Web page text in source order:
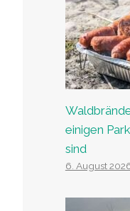
einigen
sind
6. August